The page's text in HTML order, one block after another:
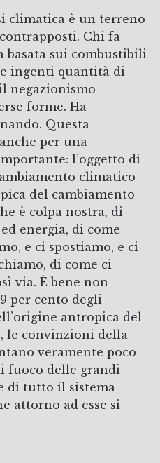
climatica è un terreno
Chi fa
basata sui combustibili
ingenti quantità di
negazionismo
forme. Ha
Questa
per una
l’oggetto di
climatico
del cambiamento
è colpa nostra, di
energia, di come
e ci spostiamo, e ci
di come ci
via. È bene non
per cento degli
antropica del
le convinzioni della
veramente poco
fuoco delle grandi
di tutto il sistema
attorno ad esse si